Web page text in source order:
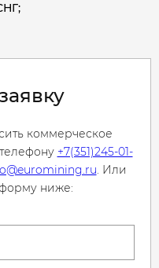
коммерческое
+7(351)245-01-
. Или
ниже: